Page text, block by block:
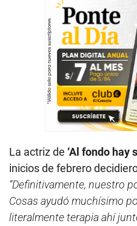
La actriz de ‘Al fondo hay
inicios de febrero
“Definitivamente, nuestro
Cosas ayudó muchísimo
literalmente terapia ahí